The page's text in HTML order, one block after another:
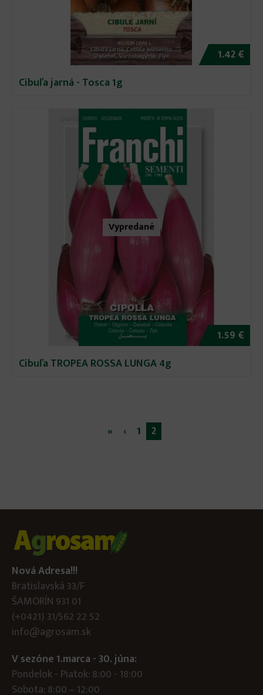
1.42 €
Cibuľa jarná - Tosca 1g
1.59 €
Vypredané
Cibuľa TROPEA ROSSA LUNGA 4g
« ‹ 1 2
Nová Adresa!!!
Bratislavská 33/F
ŠAMORÍN 931 01
(+0421) 31/562 22 52
info@agrosam.sk
V sezóne 1.marca - 30. júna:
Pondelok - Piatok: 8:00 - 18:00
Sobota: 8:00 – 12:00